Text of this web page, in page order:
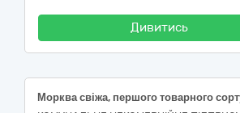
Дивитись